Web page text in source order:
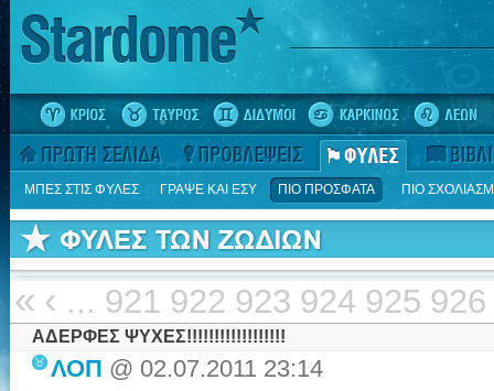
ΜΠΕΣ ΣΤΙΣ ΦΥΛΕΣ ΓΡΑΨΕ ΚΑΙ ΕΣΥ ΠΙΟ ΠΡΟΣΦΑΤΑ ΠΙΟ
« ‹ ... 921 922 923 924 925 926
ΑΔΕΡΦΕΣ ΨΥΧΕΣ!!!!!!!!!!!!!!!!!!
ΛΟΠ @ 02.07.2011 23:14